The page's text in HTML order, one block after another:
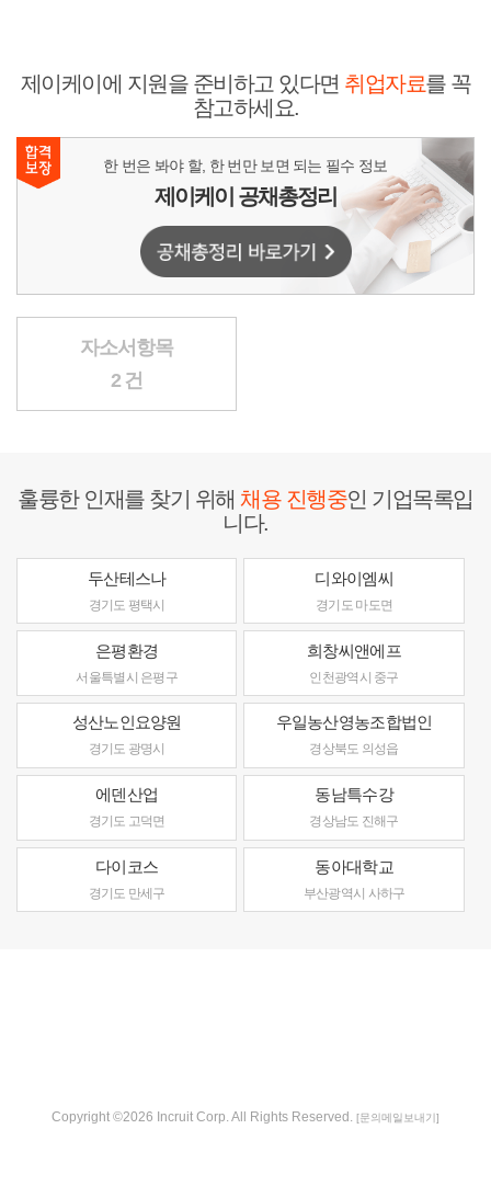
제이케이에 지원을 준비하고 있다면 취업자료를 꼭
참고하세요.
한 번은 봐야 할, 한 번만 보면 되는 필수 정보
제이케이 공채총정리
자소서항목
2 건
훌륭한 인재를 찾기 위해채용 진행중인 기업목록입
니다.
두산테스나
경기도 평택시
디와이엠씨
경기도 마도면
은평환경
서울특별시 은평구
희창씨앤에프
인천광역시 중구
성산노인요양원
경기도 광명시
우일농산영농조합법인
경상북도 의성읍
에덴산업
경기도 고덕면
동남특수강
경상남도 진해구
다이코스
경기도 만세구
동아대학교
부산광역시 사하구
Copyright ©2026 Incruit Corp. All Rights Reserved. [문의메일보내기]